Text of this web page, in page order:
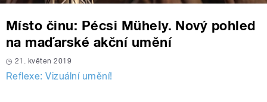
Místo činu: Pécsi Mühely. Nový pohled
na maďarské akční umění
21. květen 2019
Reflexe: Vizuální umění!